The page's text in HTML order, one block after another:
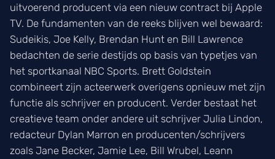
uitvoerend producent via een nieuw contract bij Apple
TV. De fundamenten van de reeks blijven wel bewaard:
Sudeikis, Joe Kelly, Brendan Hunt en Bill Lawrence
bedachten de serie destijds op basis van typetjes van
het sportkanaal NBC Sports. Brett Goldstein
combineert zijn acteerwerk overigens opnieuw met zijn
functie als schrijver en producent. Verder bestaat het
creatieve team onder andere uit schrijver Julia Lindon,
redacteur Dylan Marron en producenten/schrijvers
zoals Jane Becker, Jamie Lee, Bill Wrubel, Leann